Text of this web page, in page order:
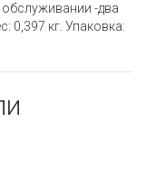
-два
0,397 кг. Упаковка: